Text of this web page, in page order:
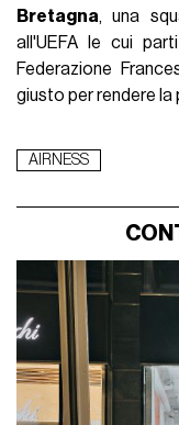
Bretagna, una
all'UEFA le cui
Federazione
giusto per rendere
AIRNESS